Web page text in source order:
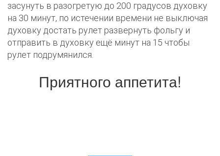
засунуть в разогретую до 200 градусов духовку
на 30 минут, по истечении времени не выключая
духовку достать рулет развернуть фольгу и
отправить в духовку ещё минут на 15 чтобы
рулет подрумянился.
Приятного аппетита!